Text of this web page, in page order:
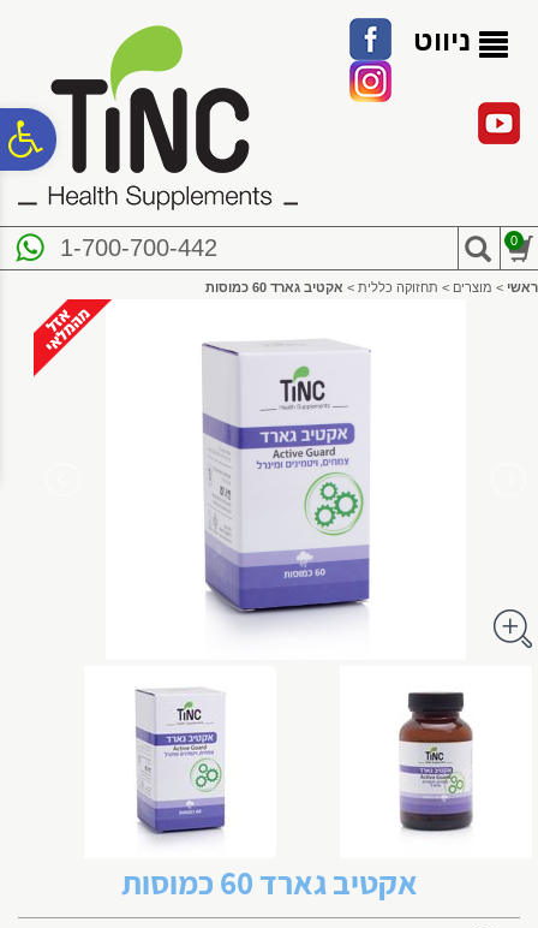
נגישות
ניווט
1-700-700-442 0
ראשי > מוצרים > תחזוקה כללית > אקטיב גארד 60 כמוסות
אקטיב גארד 60 כמוסות